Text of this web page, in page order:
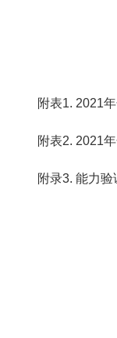
附表1. 2021
附表2. 2021
附录3. 能力